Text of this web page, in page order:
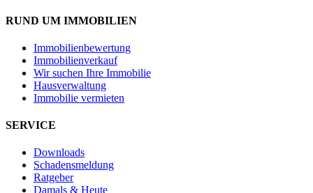
RUND UM IMMOBILIEN
Immobilienbewertung
Immobilienverkauf
Wir suchen Ihre Immobilie
Hausverwaltung
Immobilie vermieten
SERVICE
Downloads
Schadensmeldung
Ratgeber
Damals & Heute